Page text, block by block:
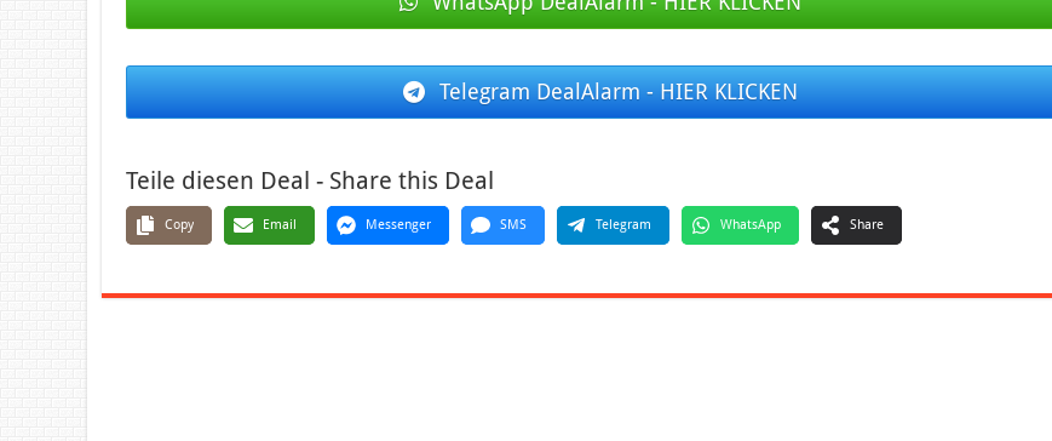
Telegram DealAlarm - HIER KLICKEN
Teile diesen Deal - Share this Deal
Copy Email Messenger SMS Telegram WhatsApp Share